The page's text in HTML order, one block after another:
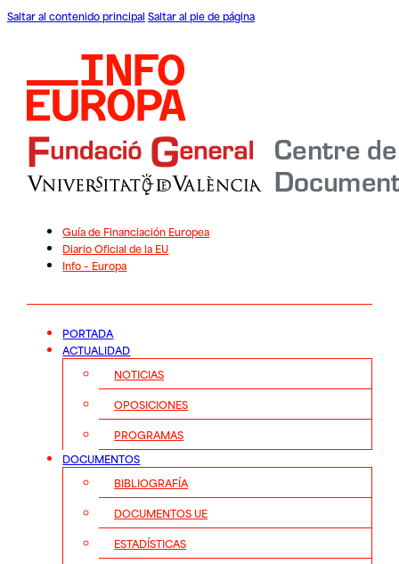
Saltar al contenido principal Saltar al pie de página
Guía de Financiación Europea
Diario Oficial de la EU
Info – Europa
PORTADA
ACTUALIDAD
NOTICIAS
OPOSICIONES
PROGRAMAS
DOCUMENTOS
BIBLIOGRAFÍA
DOCUMENTOS UE
ESTADÍSTICAS